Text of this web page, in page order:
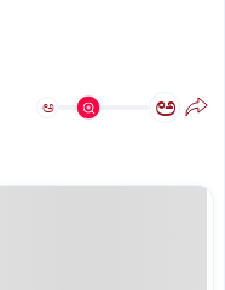
ಅ ಅ